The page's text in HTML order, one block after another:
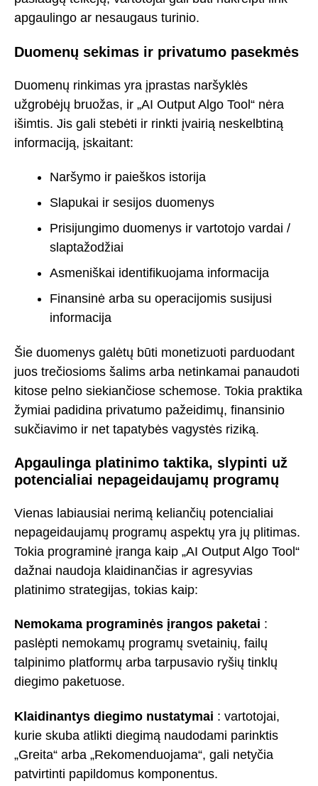
apgaulingo ar nesaugaus turinio.
Duomenų sekimas ir privatumo pasekmės
Duomenų rinkimas yra įprastas naršyklės
užgrobėjų bruožas, ir „AI Output Algo Tool“ nėra
išimtis. Jis gali stebėti ir rinkti įvairią neskelbtiną
informaciją, įskaitant:
Naršymo ir paieškos istorija
Slapukai ir sesijos duomenys
Prisijungimo duomenys ir vartotojo vardai /
slaptažodžiai
Asmeniškai identifikuojama informacija
Finansinė arba su operacijomis susijusi
informacija
Šie duomenys galėtų būti monetizuoti parduodant
juos trečiosioms šalims arba netinkamai panaudoti
kitose pelno siekiančiose schemose. Tokia praktika
žymiai padidina privatumo pažeidimų, finansinio
sukčiavimo ir net tapatybės vagystės riziką.
Apgaulinga platinimo taktika, slypinti už
potencialiai nepageidaujamų programų
Vienas labiausiai nerimą keliančių potencialiai
nepageidaujamų programų aspektų yra jų plitimas.
Tokia programinė įranga kaip „AI Output Algo Tool“
dažnai naudoja klaidinančias ir agresyvias
platinimo strategijas, tokias kaip:
Nemokama programinės įrangos paketai :
paslėpti nemokamų programų svetainių, failų
talpinimo platformų arba tarpusavio ryšių tinklų
diegimo paketuose.
Klaidinantys diegimo nustatymai : vartotojai,
kurie skuba atlikti diegimą naudodami parinktis
„Greita“ arba „Rekomenduojama“, gali netyčia
patvirtinti papildomus komponentus.